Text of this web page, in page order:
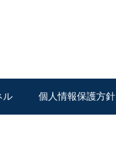
ル 個人情報保護方針